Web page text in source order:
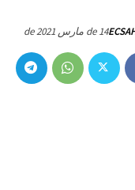
14 de مارس de 2021